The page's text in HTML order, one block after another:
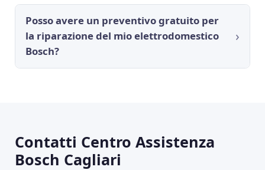
Posso avere un preventivo gratuito per
la riparazione del mio elettrodomestico
Bosch?
Contatti Centro Assistenza
Bosch Cagliari